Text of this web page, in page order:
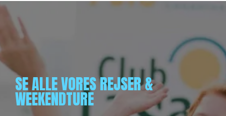
SE ALLE VORES REJSER &
WEEKENDTURE